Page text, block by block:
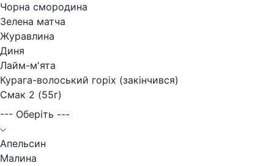
Чорна смородина
Зелена матча
Журавлина
Диня
Лайм-м'ята
Курага-волоський горіх (закінчився)
Смак 2 (55г)
--- Оберіть ---
Апельсин
Малина